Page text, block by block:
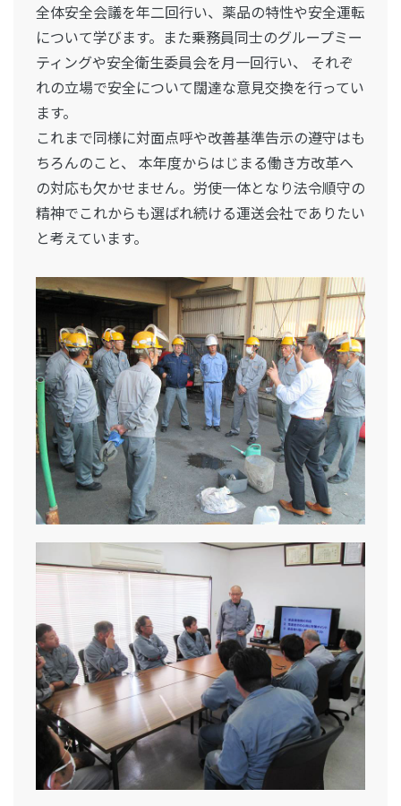
全体安全会議を年二回行い、薬品の特性や安全運転
について学びます。また乗務員同士のグループミー
ティングや安全衛生委員会を月一回行い、 それぞ
れの立場で安全について闊達な意見交換を行ってい
ます。
これまで同様に対面点呼や改善基準告示の遵守はも
ちろんのこと、 本年度からはじまる働き方改革へ
の対応も欠かせません。労使一体となり法令順守の
精神でこれからも選ばれ続ける運送会社でありたい
と考えています。